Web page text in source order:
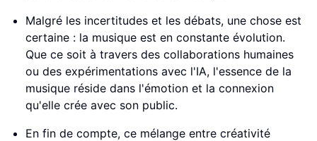
Malgré les incertitudes et les débats, une chose est
certaine : la musique est en constante évolution.
Que ce soit à travers des collaborations humaines
ou des expérimentations avec l'IA, l'essence de la
musique réside dans l'émotion et la connexion
qu'elle crée avec son public.
En fin de compte, ce mélange entre créativité